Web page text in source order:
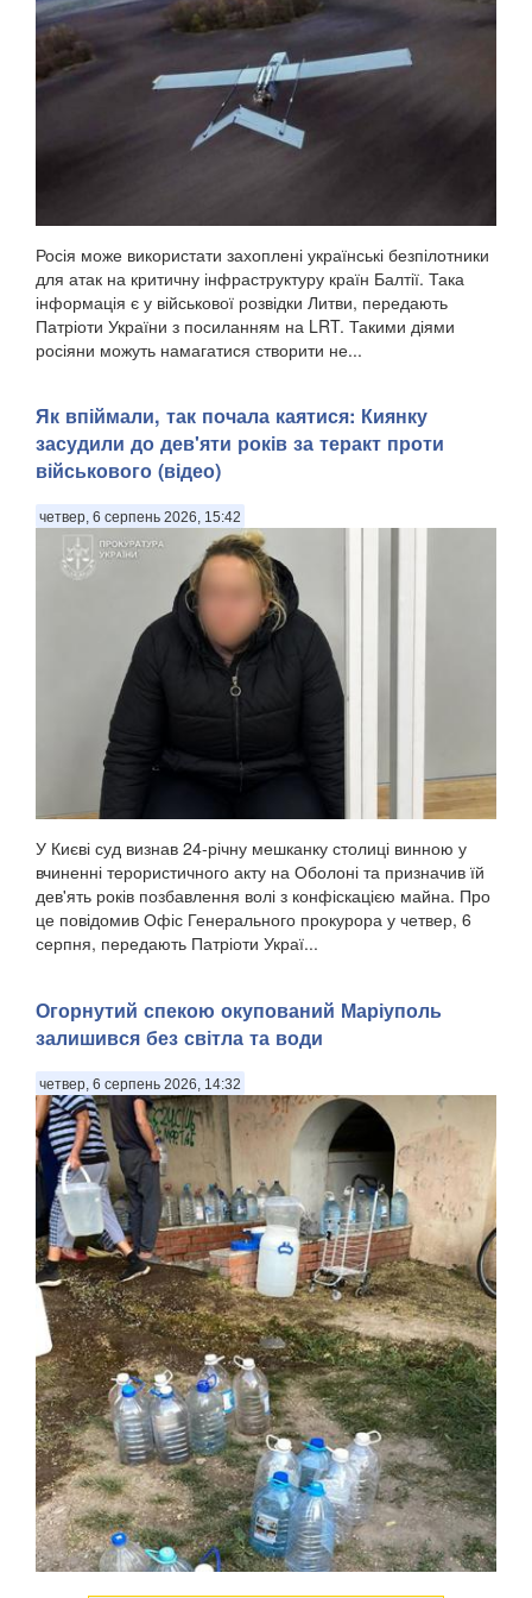
Росія може використати захоплені українські безпілотники
для атак на критичну інфраструктуру країн Балтії. Така
інформація є у військової розвідки Литви, передають
Патріоти України з посиланням на LRT. Такими діями
росіяни можуть намагатися створити не...
Як впіймали, так почала каятися: Киянку
засудили до дев'яти років за теракт проти
військового (відео)
четвер, 6 серпень 2026, 15:42
У Києві суд визнав 24-річну мешканку столиці винною у
вчиненні терористичного акту на Оболоні та призначив їй
дев'ять років позбавлення волі з конфіскацією майна. Про
це повідомив Офіс Генерального прокурора у четвер, 6
серпня, передають Патріоти Украї...
Огорнутий спекою окупований Маріуполь
залишився без світла та води
четвер, 6 серпень 2026, 14:32